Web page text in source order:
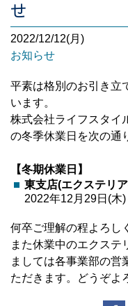
せ
2022/12/12(月)
お知らせ
平素は格別のお引き立
います。
株式会社ライフスタイ
の冬季休業日を次の通
【冬期休業日】
東支店(エクステリ
2022年12月29日(木
何卒ご理解の程よろし
また休業中のエクステ
ましては各事業部の営
ただきます。どうぞよ